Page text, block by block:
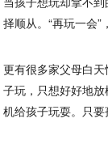
择顺从。“再玩一会”
更有很多家父母白
子玩，只想好好地
机给孩子玩耍。只要